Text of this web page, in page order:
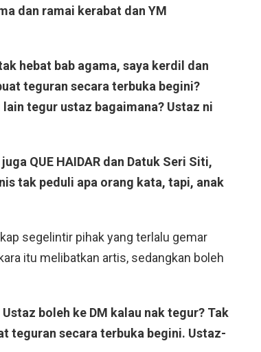
dan ramai kerabat dan YM
hebat bab agama, saya kerdil dan
teguran secara terbuka begini?
lain tegur ustaz bagaimana? Ustaz ni
QUE HAIDAR dan Datuk Seri Siti,
tak peduli apa orang kata, tapi, anak
segelintir pihak yang terlalu gemar
itu melibatkan artis, sedangkan boleh
boleh ke DM kalau nak tegur? Tak
teguran secara terbuka begini. Ustaz-